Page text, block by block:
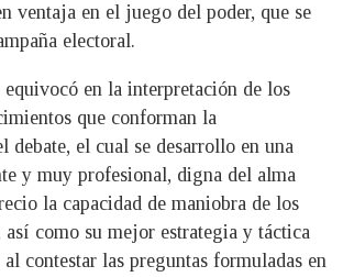
ventaja en el juego del poder, que se
electoral.
en la interpretación de los
que conforman la
debate, el cual se desarrollo en una
y muy profesional, digna del alma
la capacidad de maniobra de los
así como su mejor estrategia y táctica
al contestar las preguntas formuladas en